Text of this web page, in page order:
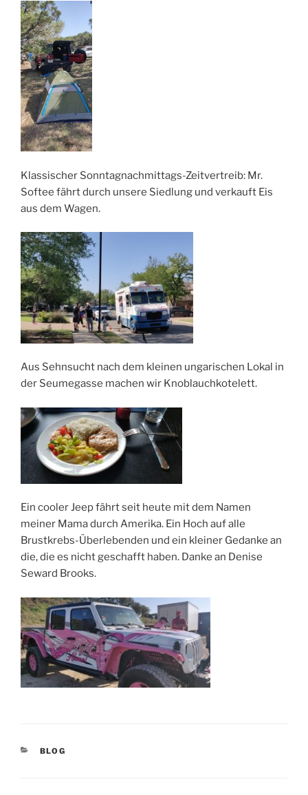
Klassischer Sonntagnachmittags-Zeitvertreib: Mr.
Softee fährt durch unsere Siedlung und verkauft Eis
aus dem Wagen.
Aus Sehnsucht nach dem kleinen ungarischen Lokal in
der Seumegasse machen wir Knoblauchkotelett.
Ein cooler Jeep fährt seit heute mit dem Namen
meiner Mama durch Amerika. Ein Hoch auf alle
Brustkrebs-Überlebenden und ein kleiner Gedanke an
die, die es nicht geschafft haben. Danke an Denise
Seward Brooks.
CATEGORIES
BLOG